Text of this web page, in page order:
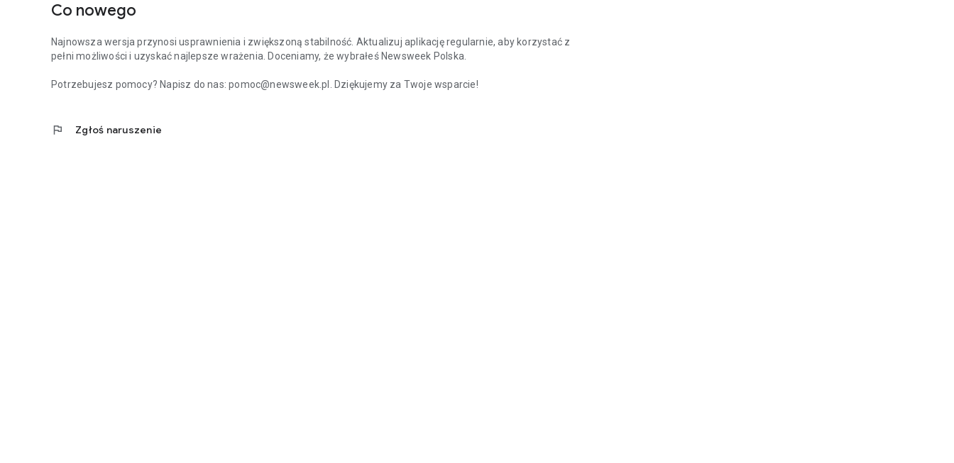
Co nowego
Najnowsza wersja przynosi usprawnienia i zwiększoną stabilność. Aktualizuj aplikację regularnie, aby korzystać z
pełni możliwości i uzyskać najlepsze wrażenia. Doceniamy, że wybrałeś Newsweek Polska.
Potrzebujesz pomocy? Napisz do nas: pomoc@newsweek.pl. Dziękujemy za Twoje wsparcie!
flag Zgłoś naruszenie